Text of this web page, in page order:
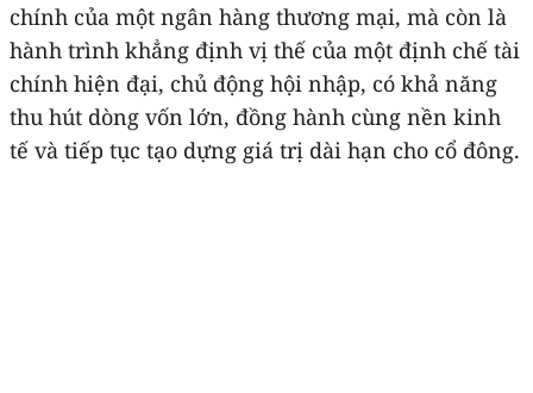
chính của một ngân hàng thương mại, mà còn là
hành trình khẳng định vị thế của một định chế tài
chính hiện đại, chủ động hội nhập, có khả năng
thu hút dòng vốn lớn, đồng hành cùng nền kinh
tế và tiếp tục tạo dựng giá trị dài hạn cho cổ đông.